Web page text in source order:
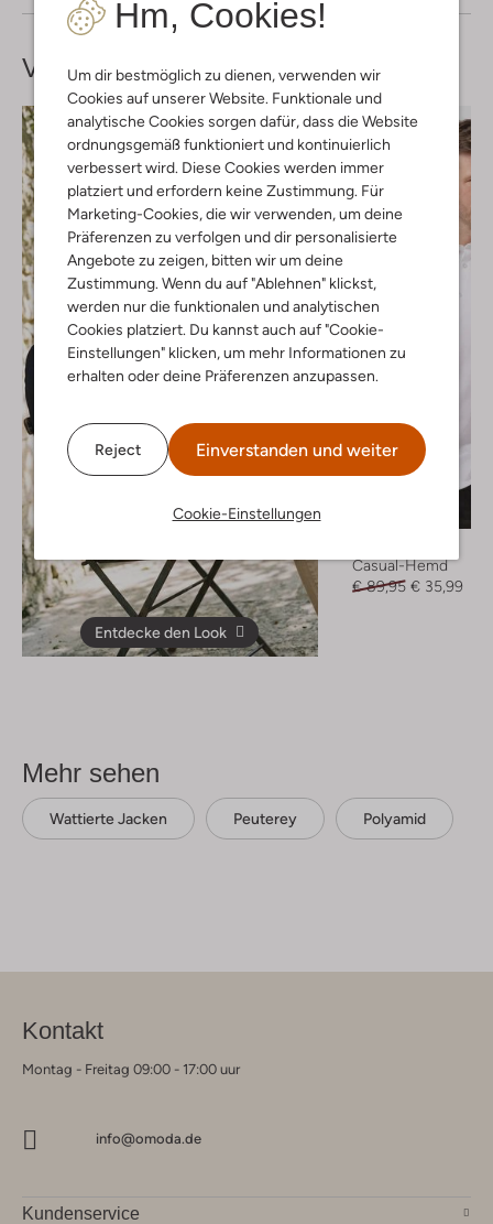
Hm, Cookies!
Um dir bestmöglich zu dienen, verwenden wir
Cookies auf unserer Website. Funktionale und
analytische Cookies sorgen dafür, dass die Website
ordnungsgemäß funktioniert und kontinuierlich
verbessert wird. Diese Cookies werden immer
platziert und erfordern keine Zustimmung. Für
Marketing-Cookies, die wir verwenden, um deine
Präferenzen zu verfolgen und dir personalisierte
Angebote zu zeigen, bitten wir um deine
Zustimmung. Wenn du auf "Ablehnen" klickst,
werden nur die funktionalen und analytischen
Cookies platziert. Du kannst auch auf "Cookie-
Einstellungen" klicken, um mehr Informationen zu
erhalten oder deine Präferenzen anzupassen.
Reject Einverstanden und weiter
Cookie-Einstellungen
Vervollständige deinenLook
Entdecke den Look
Casual-Hemd
€ 89,95 € 35,99
Mehr sehen
Wattierte Jacken Peuterey Polyamid
Kontakt
Montag - Freitag 09:00 - 17:00 uur
info@omoda.de
Kundenservice